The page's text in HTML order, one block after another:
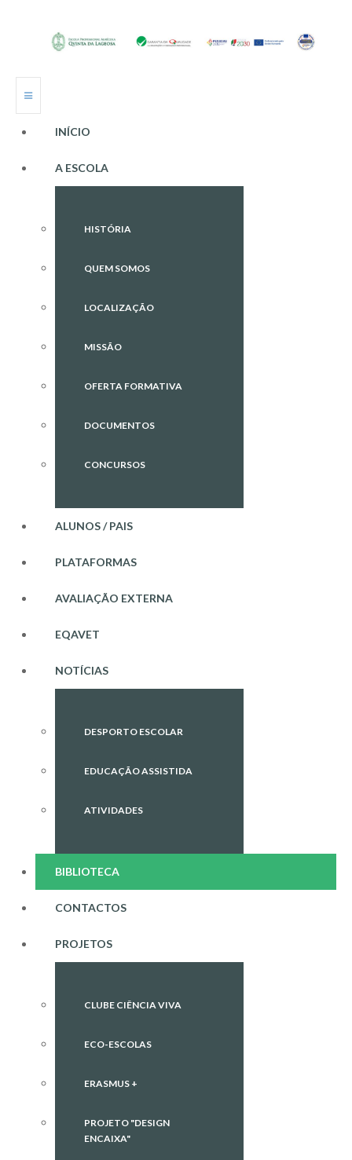
INÍCIO
A ESCOLA
HISTÓRIA
QUEM SOMOS
LOCALIZAÇÃO
MISSÃO
OFERTA FORMATIVA
DOCUMENTOS
CONCURSOS
ALUNOS / PAIS
PLATAFORMAS
AVALIAÇÃO EXTERNA
EQAVET
NOTÍCIAS
DESPORTO ESCOLAR
EDUCAÇÃO ASSISTIDA
ATIVIDADES
BIBLIOTECA
CONTACTOS
PROJETOS
CLUBE CIÊNCIA VIVA
ECO-ESCOLAS
ERASMUS +
PROJETO "DESIGN
ENCAIXA"